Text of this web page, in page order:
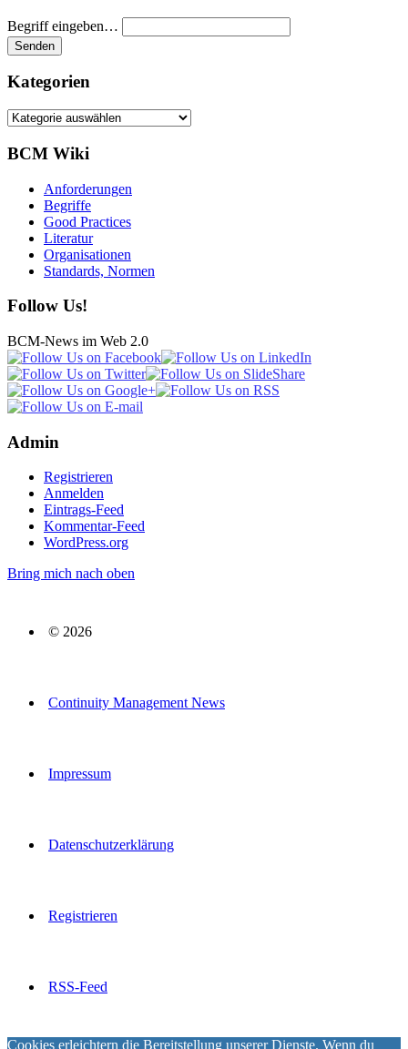
Begriff eingeben…
Kategorien
Kategorien
BCM Wiki
Anforderungen
Begriffe
Good Practices
Literatur
Organisationen
Standards, Normen
Follow Us!
BCM-News im Web 2.0
Admin
Registrieren
Anmelden
Eintrags-Feed
Kommentar-Feed
WordPress.org
Bring mich nach oben
© 2026
Continuity Management News
Impressum
Datenschutzerklärung
Registrieren
RSS-Feed
Cookies erleichtern die Bereitstellung unserer Dienste. Wenn du